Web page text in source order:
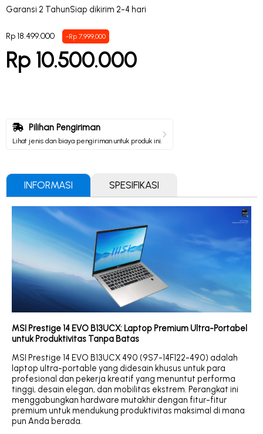
Garansi 2 TahunSiap dikirim 2-4 hari
Rp 18.499.000 -Rp 7,999,000
Rp 10.500.000
Pilihan Pengiriman
Lihat jenis dan biaya pengiriman untuk produk ini.
INFORMASI SPESIFIKASI
MSI Prestige 14 EVO B13UCX: Laptop Premium Ultra-Portabel
untuk Produktivitas Tanpa Batas
MSI Prestige 14 EVO B13UCX 490 (9S7-14F122-490) adalah
laptop ultra-portable yang didesain khusus untuk para
profesional dan pekerja kreatif yang menuntut performa
tinggi, desain elegan, dan mobilitas ekstrem. Perangkat ini
menggabungkan hardware mutakhir dengan fitur-fitur
premium untuk mendukung produktivitas maksimal di mana
pun Anda berada.